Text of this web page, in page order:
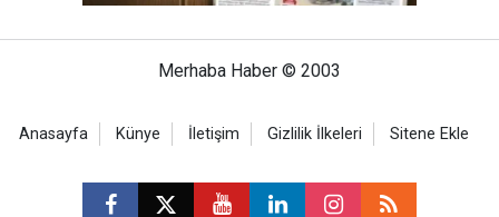
Merhaba Haber © 2003
Anasayfa Künye İletişim Gizlilik İlkeleri Sitene Ekle